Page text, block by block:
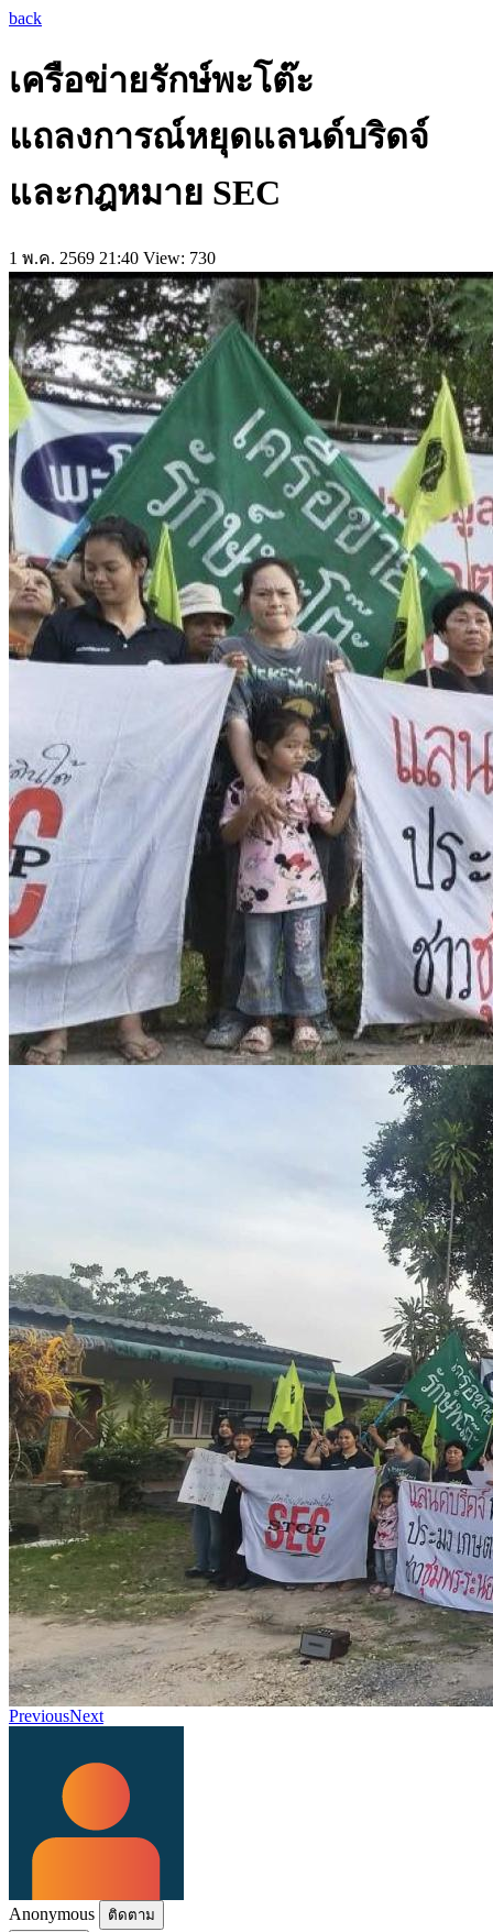
back
เครือข่ายรักษ์พะโต๊ะ
แถลงการณ์หยุดแลนด์บริดจ์
และกฎหมาย SEC
1 พ.ค. 2569 21:40 View: 730
PreviousNext
Anonymous
ติดตาม